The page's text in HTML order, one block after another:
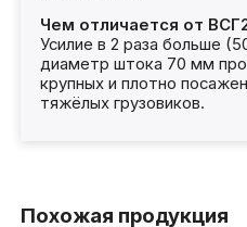
Чем отличается от
Усилие в 2 раза больше
диаметр штока 70 мм
крупных и плотно
тяжёлых грузовиков.
Похожая продукция